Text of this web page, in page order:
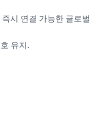
시 연결 가능한 글로벌
유지.